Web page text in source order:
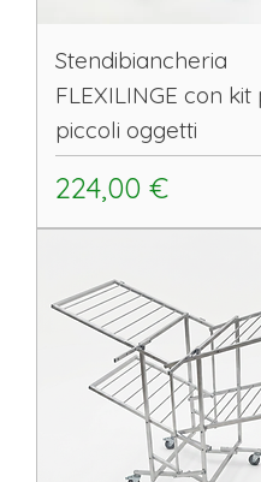
Stendibiancheria
FLEXILINGE con
piccoli oggetti
Prezzo
224,00 €